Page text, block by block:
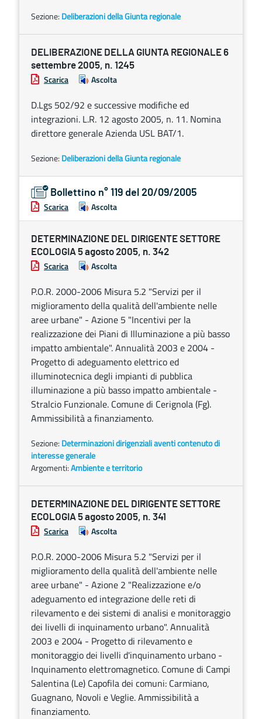
Sezione: Deliberazioni della Giunta regionale
DELIBERAZIONE DELLA GIUNTA REGIONALE 6
settembre 2005, n. 1245
Scarica Ascolta
D.Lgs 502/92 e successive modifiche ed
integrazioni. L.R. 12 agosto 2005, n. 11. Nomina
direttore generale Azienda USL BAT/1.
Sezione: Deliberazioni della Giunta regionale
Bollettino n° 119 del 20/09/2005
Scarica Ascolta
DETERMINAZIONE DEL DIRIGENTE SETTORE
ECOLOGIA 5 agosto 2005, n. 342
Scarica Ascolta
P.O.R. 2000-2006 Misura 5.2 "Servizi per il
miglioramento della qualità dell'ambiente nelle
aree urbane" - Azione 5 "Incentivi per la
realizzazione dei Piani di Illuminazione a più basso
impatto ambientale". Annualità 2003 e 2004 -
Progetto di adeguamento elettrico ed
illuminotecnica degli impianti di pubblica
illuminazione a più basso impatto ambientale -
Stralcio Funzionale. Comune di Cerignola (Fg).
Ammissibilità a finanziamento.
Sezione: Determinazioni dirigenziali aventi contenuto di
interesse generale
Argomenti:Ambiente e territorio
DETERMINAZIONE DEL DIRIGENTE SETTORE
ECOLOGIA 5 agosto 2005, n. 341
Scarica Ascolta
P.O.R. 2000-2006 Misura 5.2 "Servizi per il
miglioramento della qualità dell'ambiente nelle
aree urbane" - Azione 2 "Realizzazione e/o
adeguamento ed integrazione delle reti di
rilevamento e dei sistemi di analisi e monitoraggio
dei livelli di inquinamento urbano". Annualità
2003 e 2004 - Progetto di rilevamento e
monitoraggio dei livelli d'inquinamento urbano -
Inquinamento elettromagnetico. Comune di Campi
Salentina (Le) Capofila dei comuni: Carmiano,
Guagnano, Novoli e Veglie. Ammissibilità a
finanziamento.